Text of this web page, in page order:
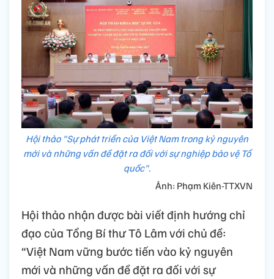
Hội thảo "Sự phát triển của Việt Nam trong kỷ nguyên
mới và những vấn đề đặt ra đối với sự nghiệp bảo vệ Tổ
quốc".
Ảnh: Phạm Kiên-TTXVN
Hội thảo nhận được bài viết định hướng chỉ
đạo của Tổng Bí thư Tô Lâm với chủ đề:
“Việt Nam vững bước tiến vào kỷ nguyên
mới và những vấn đề đặt ra đối với sự